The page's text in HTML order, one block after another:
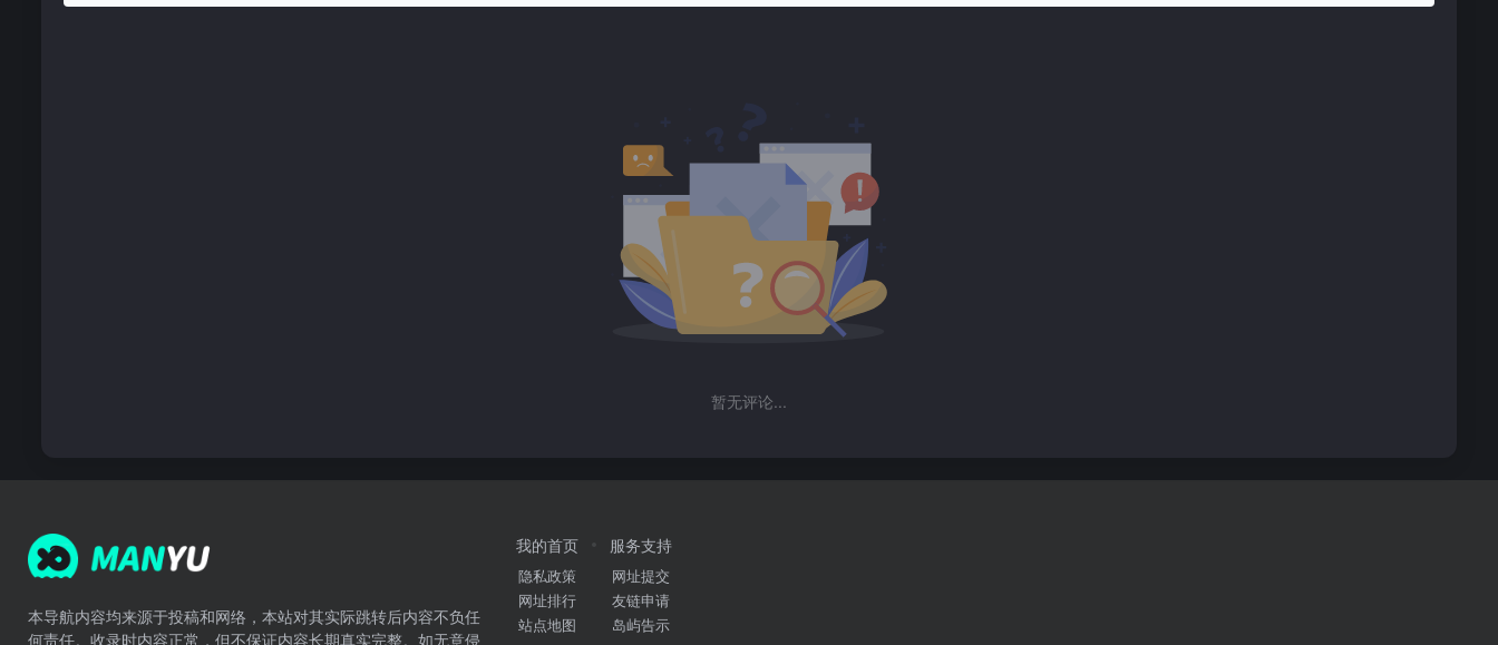
暂无评论...
本导航内容均来源于投稿和网络，本站对其实际跳转后内容不负任
何责任。收录时内容正常，但不保证内容长期真实完整。如无意侵
我的首页
隐私政策
网址排行
站点地图
服务支持
网址提交
友链申请
岛屿告示